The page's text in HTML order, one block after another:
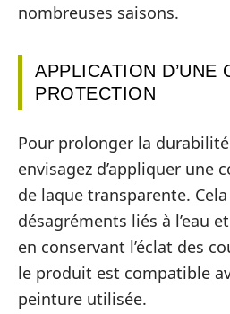
nombreuses saisons.
APPLICATION D’UNE
PROTECTION
Pour prolonger la
envisagez d’appliquer une
de laque transparente.
désagréments liés à l’eau
en conservant l’éclat des
le produit est compatible
peinture utilisée.